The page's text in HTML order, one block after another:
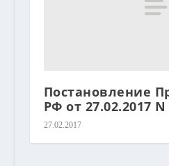
Постановление
РФ от 27.02.2017 N
27.02.2017